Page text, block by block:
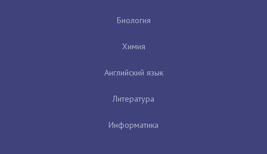
Биология
Химия
Английский язык
Литература
Информатика